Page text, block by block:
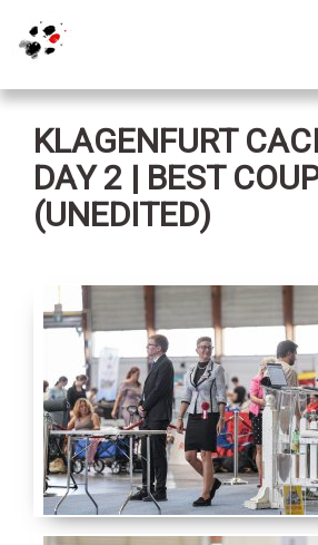
KLAGENFURT
DAY 2 | BEST
(UNEDITED)